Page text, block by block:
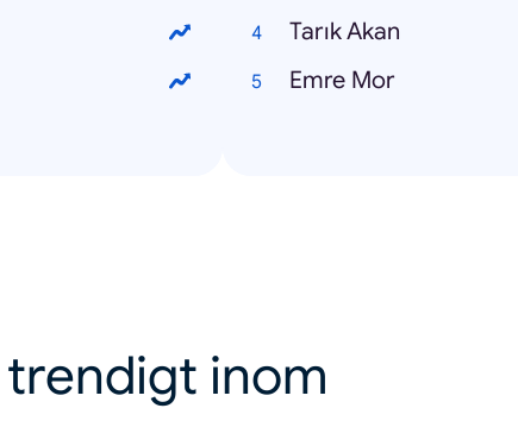
Tarık Akan
Emre Mor
inom